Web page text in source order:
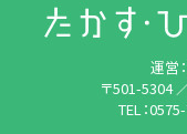
運営
〒501-5304
TEL：